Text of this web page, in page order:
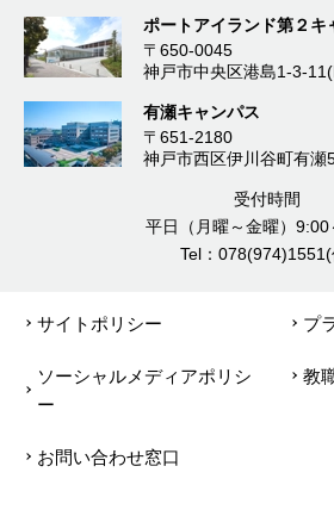
ポートアイランド第２キ
〒650-0045
神戸市中央区港島1-3-
有瀬キャンパス
〒651-2180
神戸市西区伊川谷町有瀬
受付時間
平日（月曜～金曜）9:00
Tel：078(974)1551(
サイトポリシー プ
ソーシャルメディアポリシ
ー
教
お問い合わせ窓口